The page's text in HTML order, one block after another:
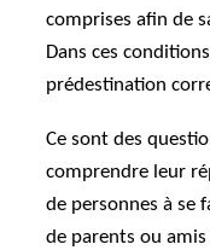
comprises afin de
Dans ces
prédestination
Ce sont des
comprendre leur
de personnes à se
de parents ou